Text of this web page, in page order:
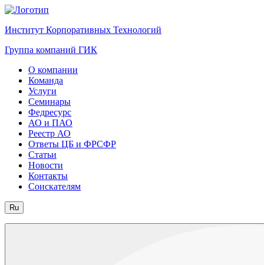
Институт Корпоративных Технологий
Группа компаний ГИК
О компании
Команда
Услуги
Семинары
Федресурс
АО и ПАО
Реестр АО
Ответы ЦБ и ФРСФР
Статьи
Новости
Контакты
Соискателям
Ru